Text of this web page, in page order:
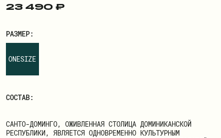
ЗАРЕГИСТРИРОВАТЬСЯ
23 490 ₽
РАЗМЕР:
ONESIZE
СОСТАВ:
САНТО-ДОМИНГО, ОЖИВЛЕННАЯ СТОЛИЦА ДОМИНИКАНСКОЙ
РЕСПУБЛИКИ, ЯВЛЯЕТСЯ ОДНОВРЕМЕННО КУЛЬТУРНЫМ